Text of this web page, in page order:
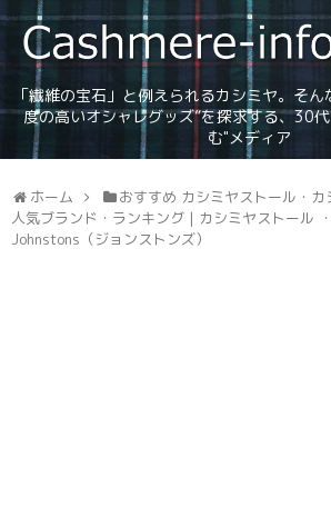
「繊維の宝石」と例えられるカシミヤ。そ
度の高いオシャレグッズ”を探求する、30
む"メディア
ホーム
おすすめ カシミヤストール・カ
人気ブランド・ランキング | カシミヤストール
Johnstons（ジョンストンズ）